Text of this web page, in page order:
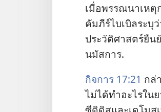
เมื่อ​พรรณนา​เหตุ​
คัมภีร์​ไบเบิล​ระบุ​ว่
ประวัติศาสตร์​ยืน​
นมัสการ.
กิจการ 17:21 กล่
ไม่​ได้​ทำ​อะไร​ใน​